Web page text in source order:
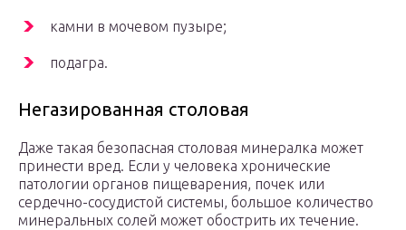
камни в мочевом пузыре;
подагра.
Негазированная столовая
Даже такая безопасная столовая минералка может
принести вред. Если у человека хронические
патологии органов пищеварения, почек или
сердечно-сосудистой системы, большое количество
минеральных солей может обострить их течение.